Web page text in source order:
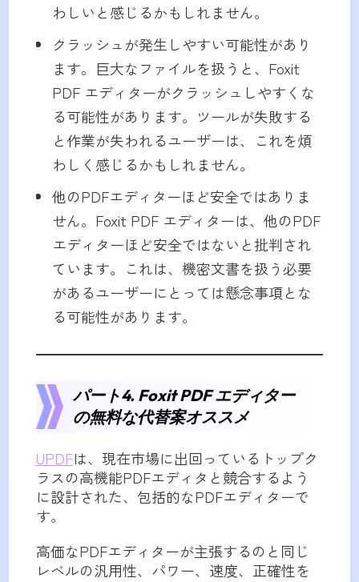
わしいと感じるかもしれません。
クラッシュが発生しやすい可能性があり
ます。巨大なファイルを扱うと、Foxit
PDF エディターがクラッシュしやすくな
る可能性があります。ツールが失敗する
と作業が失われるユーザーは、これを煩
わしく感じるかもしれません。
他のPDFエディターほど安全ではありま
せん。Foxit PDF エディターは、他のPDF
エディターほど安全ではないと批判され
ています。これは、機密文書を扱う必要
があるユーザーにとっては懸念事項とな
る可能性があります。
パート4. Foxit PDF エディター
の無料な代替案オススメ
UPDFは、現在市場に出回っているトップク
ラスの高機能PDFエディタと競合するよう
に設計された、包括的なPDFエディターで
す。
高価なPDFエディターが主張するのと同じ
レベルの汎用性、パワー、速度、正確性を